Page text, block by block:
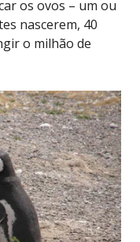
os ovos – um ou
nascerem, 40
o milhão de